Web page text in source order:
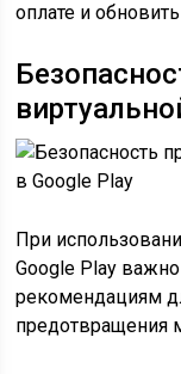
оплате и
При
Google Play
рекомендациям
предотвращения